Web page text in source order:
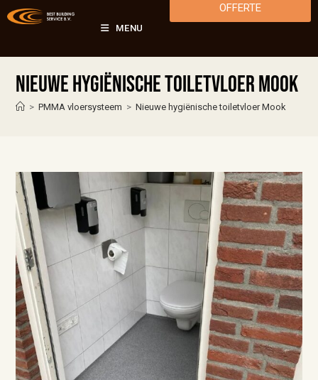
MENU
OFFERTE
Nieuwe hygiënische toiletvloer Mook
> PMMA vloersysteem > Nieuwe hygiënische toiletvloer Mook